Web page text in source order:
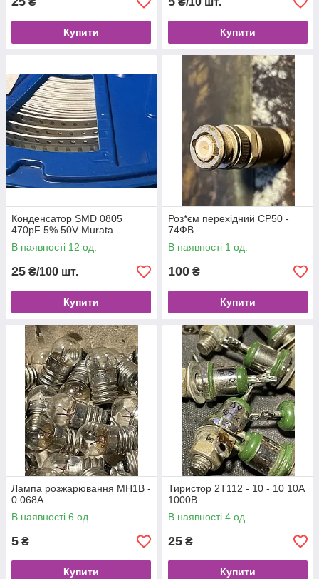
Купити Купити
Конденсатор SMD 0805
470pF 5% 50V Murata
В наявності 12 од.
25 ₴/100 шт.
Купити
Роз*єм перехідний СР50 -
74ФВ
В наявності 1 од.
100 ₴
Купити
Лампа розжарювання МН1В -
0.068А
В наявності 6 од.
5 ₴
Купити
Тиристор 2Т112 - 10 - 10 10А
1000В
В наявності 4 од.
25 ₴
Купити